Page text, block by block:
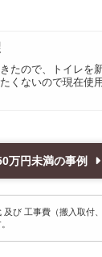
たので、トイレを
くないので現在使
万円未満の事例
及び 工事費（搬入取付